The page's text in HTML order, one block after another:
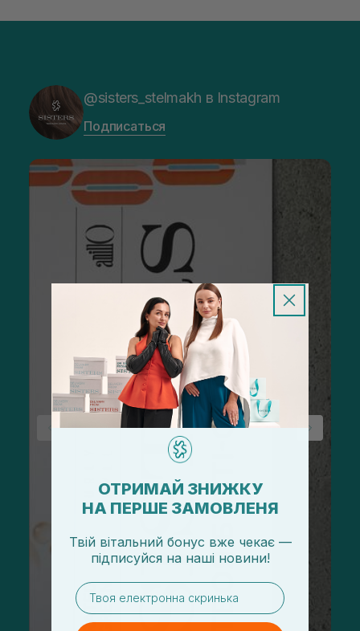
@sisters_stelmakh в Instagram
Подписаться
ОТРИМАЙ ЗНИЖКУ
НА ПЕРШЕ ЗАМОВЛЕНЯ
Твій вітальний бонус вже чекає —
підписуйся на наші новини!
email